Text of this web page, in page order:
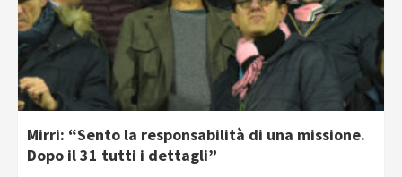
Mirri: “Sento la responsabilità di una missione.
Dopo il 31 tutti i dettagli”